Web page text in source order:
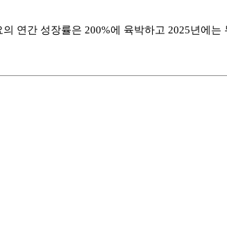
연간 성장률은 200%에 육박하고 2025년에는